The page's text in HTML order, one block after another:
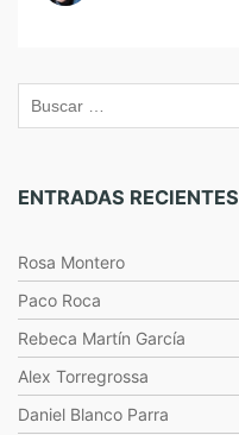
ENTRADAS RECIENTES
Rosa Montero
Paco Roca
Rebeca Martín García
Alex Torregrossa
Daniel Blanco Parra